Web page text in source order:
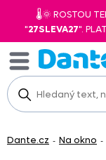
🌡️🌞 ROSTOU
"27SLEVA27".
Dante.cz - Na okno -